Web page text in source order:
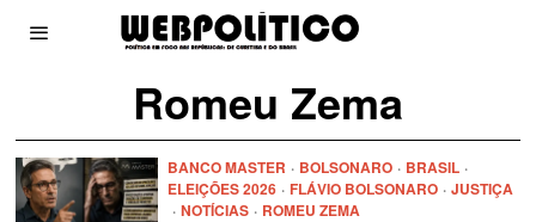
Romeu Zema
BANCO MASTER · BOLSONARO · BRASIL ·
ELEIÇÕES 2026 · FLÁVIO BOLSONARO · JUSTIÇA
· NOTÍCIAS · ROMEU ZEMA